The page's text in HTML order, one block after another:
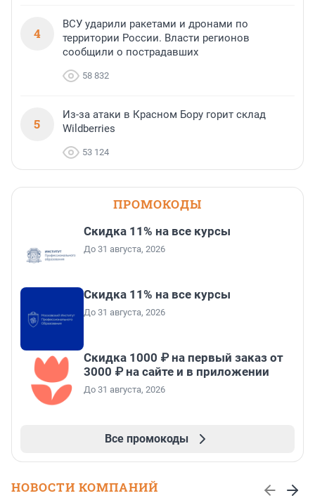
4
ВСУ ударили ракетами и дронами по
территории России. Власти регионов
сообщили о пострадавших
58 832
5
Из-за атаки в Красном Бору горит склад
Wildberries
53 124
ПРОМОКОДЫ
Скидка 11% на все курсы
До 31 августа, 2026
Скидка 11% на все курсы
До 31 августа, 2026
Скидка 1000 ₽ на первый заказ от
3000 ₽ на сайте и в приложении
До 31 августа, 2026
Все промокоды
НОВОСТИ КОМПАНИЙ